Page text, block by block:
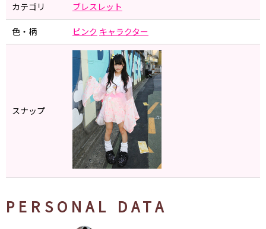
カテゴリ ブレスレット
色・柄 ピンク キャラクター
スナップ
PERSONAL DATA